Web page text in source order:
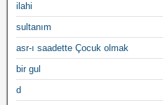
ilahi
sultanım
asr-ı saadette Çocuk olmak
bir gul
d